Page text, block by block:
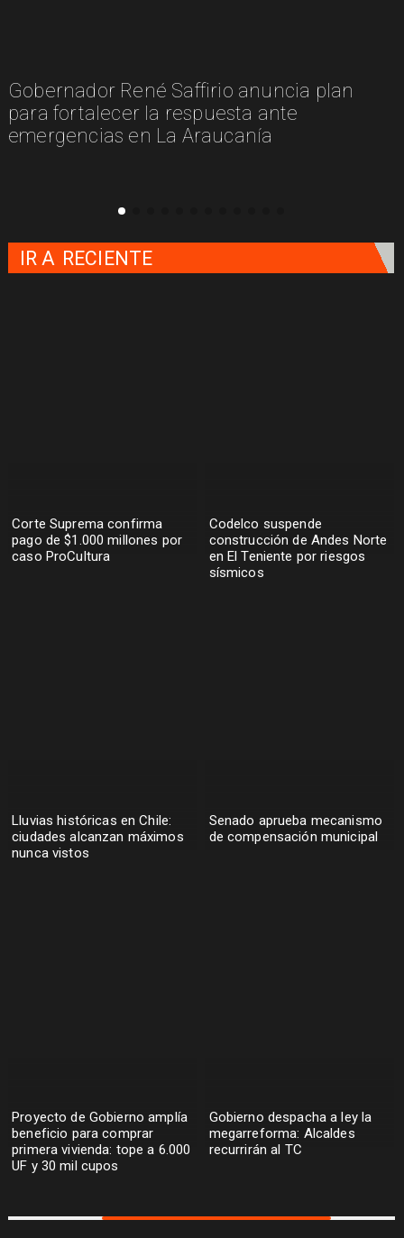
Gobernador René Saffirio anuncia plan
para fortalecer la respuesta ante
emergencias en La Araucanía
Corte Suprema confirma
pago de $1.000 millones por
caso ProCultura
Codelco suspende
construcción de Andes Norte
en El Teniente por riesgos
sísmicos
Lluvias históricas en Chile:
ciudades alcanzan máximos
nunca vistos
Senado aprueba mecanismo
de compensación municipal
Proyecto de Gobierno amplía
beneficio para comprar
primera vivienda: tope a 6.000
UF y 30 mil cupos
Gobierno despacha a ley la
megarreforma: Alcaldes
recurrirán al TC
IR A RECIENTE